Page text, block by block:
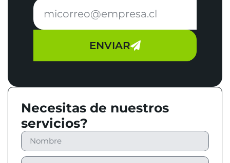
ENVIAR
Necesitas de nuestros
servicios?